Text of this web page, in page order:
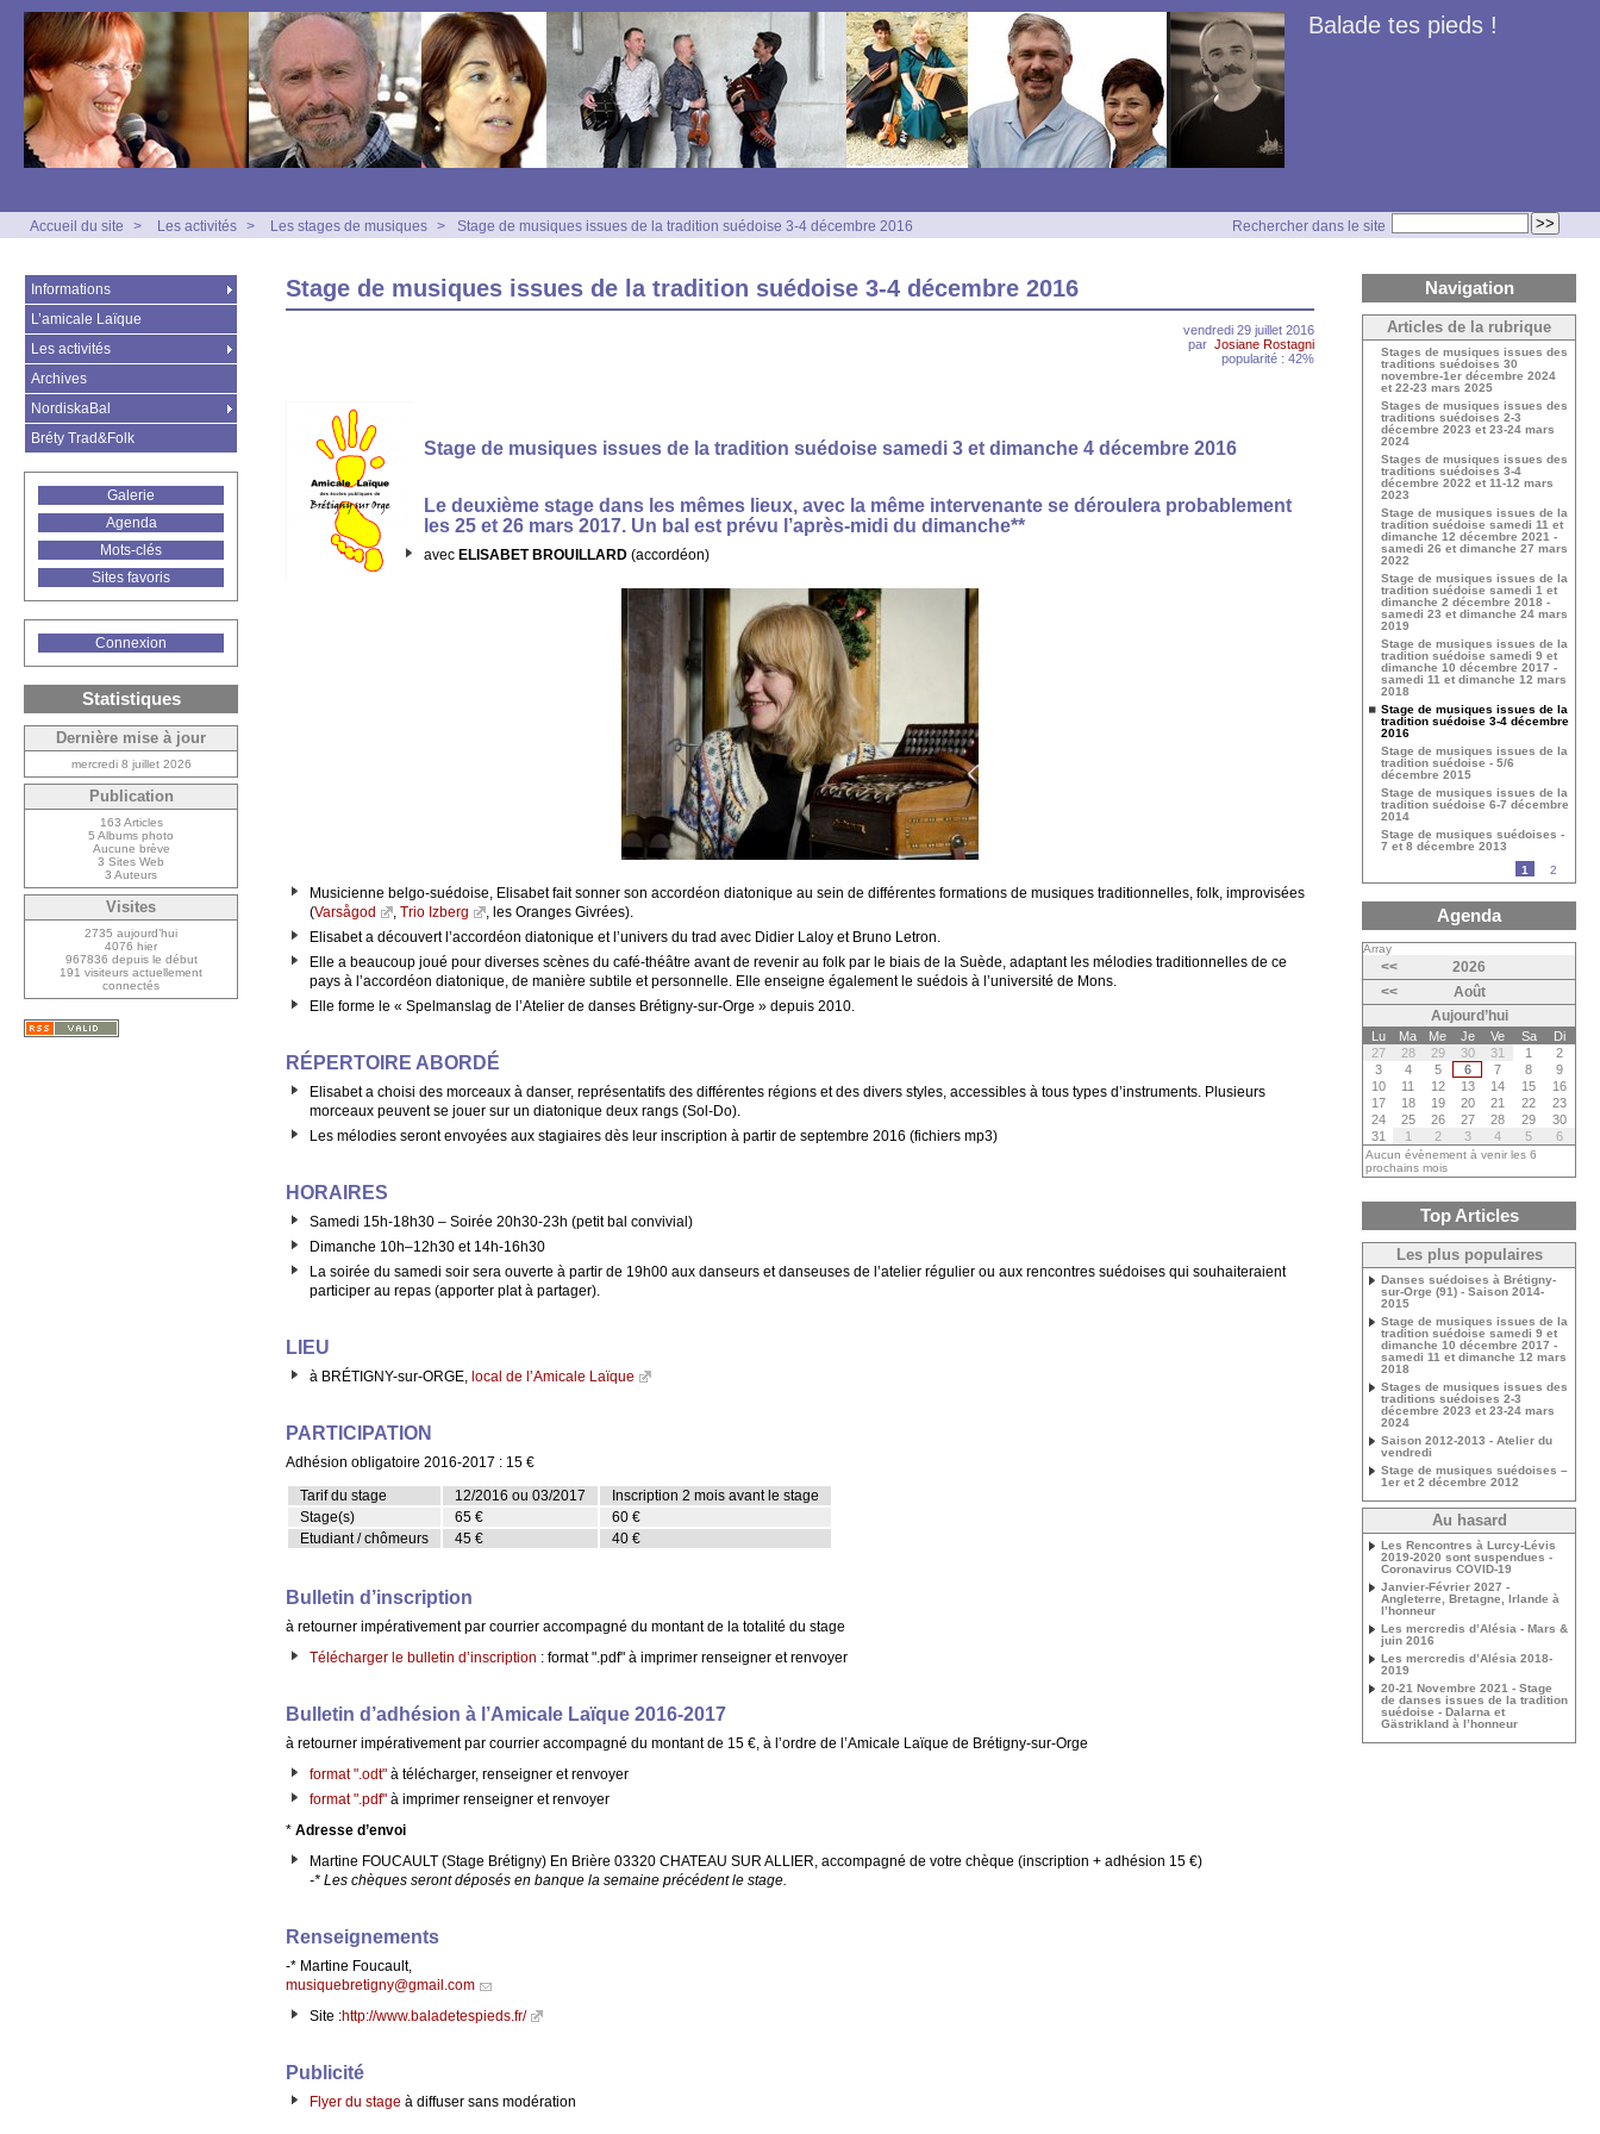
Balade tes pieds !
Rechercher dans le site
Accueil du site > Les activités > Les stages de musiques > Stage de musiques issues de la tradition suédoise 3-4 décembre 2016
Stage de musiques issues de la tradition suédoise 3-4 décembre 2016
vendredi 29 juillet 2016
par Josiane Rostagni
popularité : 42%
Stage de musiques issues de la tradition suédoise samedi 3 et dimanche 4 décembre 2016
Le deuxième stage dans les mêmes lieux, avec la même intervenante se déroulera probablement
les 25 et 26 mars 2017. Un bal est prévu l’après-midi du dimanche**
avec ELISABET BROUILLARD (accordéon)
Musicienne belgo-suédoise, Elisabet fait sonner son accordéon diatonique au sein de différentes formations de musiques traditionnelles, folk, improvisées
(Varsågod , Trio Izberg
, les Oranges Givrées).
Elisabet a découvert l’accordéon diatonique et l’univers du trad avec Didier Laloy et Bruno Letron.
Elle a beaucoup joué pour diverses scènes du café-théâtre avant de revenir au folk par le biais de la Suède, adaptant les mélodies traditionnelles de ce
pays à l’accordéon diatonique, de manière subtile et personnelle. Elle enseigne également le suédois à l’université de Mons.
Elle forme le « Spelmanslag de l’Atelier de danses Brétigny-sur-Orge » depuis 2010.
RÉPERTOIRE ABORDÉ
Elisabet a choisi des morceaux à danser, représentatifs des différentes régions et des divers styles, accessibles à tous types d’instruments. Plusieurs
morceaux peuvent se jouer sur un diatonique deux rangs (Sol-Do).
Les mélodies seront envoyées aux stagiaires dès leur inscription à partir de septembre 2016 (fichiers mp3)
HORAIRES
Samedi 15h-18h30 – Soirée 20h30-23h (petit bal convivial)
Dimanche 10h–12h30 et 14h-16h30
La soirée du samedi soir sera ouverte à partir de 19h00 aux danseurs et danseuses de l’atelier régulier ou aux rencontres suédoises qui souhaiteraient
participer au repas (apporter plat à partager).
LIEU
à BRÉTIGNY-sur-ORGE, local de l’Amicale Laïque
PARTICIPATION
Adhésion obligatoire 2016-2017 : 15 €
Tarif du stage
12/2016 ou 03/2017
Inscription 2 mois avant le stage
Stage(s)
65 €
60 €
Etudiant / chômeurs
45 € 40 €
Bulletin d’inscription
à retourner impérativement par courrier accompagné du montant de la totalité du stage
Télécharger le bulletin d’inscription : format ".pdf" à imprimer renseigner et renvoyer
Bulletin d’adhésion à l’Amicale Laïque 2016-2017
à retourner impérativement par courrier accompagné du montant de 15 €, à l’ordre de l’Amicale Laïque de Brétigny-sur-Orge
format ".odt" à télécharger, renseigner et renvoyer
format ".pdf" à imprimer renseigner et renvoyer
* Adresse d’envoi
Martine FOUCAULT (Stage Brétigny) En Brière 03320 CHATEAU SUR ALLIER, accompagné de votre chèque (inscription + adhésion 15 €)
-* Les chèques seront déposés en banque la semaine précédent le stage.
Renseignements
-* Martine Foucault,
musiquebretigny@gmail.com
Site :http://www.baladetespieds.fr/
Publicité
Flyer du stage à diffuser sans modération
Informations
L’amicale Laïque
Les activités
Archives
NordiskaBal
Bréty Trad&Folk
Galerie
Agenda
Mots-clés
Sites favoris
Connexion
Statistiques
Dernière mise à jour
mercredi 8 juillet 2026
Publication
163 Articles
5 Albums photo
Aucune brève
3 Sites Web
3 Auteurs
Visites
2735 aujourd’hui
4076 hier
967836 depuis le début
191 visiteurs actuellement
connectés
Navigation
Articles de la rubrique
Stages de musiques issues des
traditions suédoises 30
novembre-1er décembre 2024
et 22-23 mars 2025
Stages de musiques issues des
traditions suédoises 2-3
décembre 2023 et 23-24 mars
2024
Stages de musiques issues des
traditions suédoises 3-4
décembre 2022 et 11-12 mars
2023
Stage de musiques issues de la
tradition suédoise samedi 11 et
dimanche 12 décembre 2021 -
samedi 26 et dimanche 27 mars
2022
Stage de musiques issues de la
tradition suédoise samedi 1 et
dimanche 2 décembre 2018 -
samedi 23 et dimanche 24 mars
2019
Stage de musiques issues de la
tradition suédoise samedi 9 et
dimanche 10 décembre 2017 -
samedi 11 et dimanche 12 mars
2018
Stage de musiques issues de la
tradition suédoise 3-4 décembre
2016
Stage de musiques issues de la
tradition suédoise - 5/6
décembre 2015
Stage de musiques issues de la
tradition suédoise 6-7 décembre
2014
Stage de musiques suédoises -
7 et 8 décembre 2013
1
2
Agenda
Array
<<
2026
<<
Août
Aujourd’hui
Lu Ma Me Je Ve Sa
Di
27
28 29 30 31 1
2
3
4 5 6 7 8
9
10
11 12 13 14 15
16
17
18 19 20 21 22
23
24
25 26 27 28 29
30
31
1 2 3 4 5 6
Aucun évènement à venir les 6
prochains mois
Top Articles
Les plus populaires
Danses suédoises à Brétigny-
sur-Orge (91) - Saison 2014-
2015
Stage de musiques issues de la
tradition suédoise samedi 9 et
dimanche 10 décembre 2017 -
samedi 11 et dimanche 12 mars
2018
Stages de musiques issues des
traditions suédoises 2-3
décembre 2023 et 23-24 mars
2024
Saison 2012-2013 - Atelier du
vendredi
Stage de musiques suédoises –
1er et 2 décembre 2012
Au hasard
Les Rencontres à Lurcy-Lévis
2019-2020 sont suspendues -
Coronavirus COVID-19
Janvier-Février 2027 -
Angleterre, Bretagne, Irlande à
l’honneur
Les mercredis d’Alésia - Mars &
juin 2016
Les mercredis d’Alésia 2018-
2019
20-21 Novembre 2021 - Stage
de danses issues de la tradition
suédoise - Dalarna et
Gästrikland à l’honneur